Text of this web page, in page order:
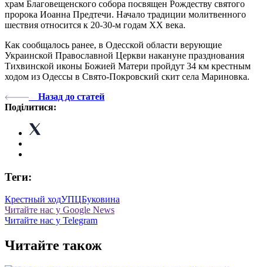
храм Благовещенского собора посвящен Рождеству святого
пророка Иоанна Предтечи. Начало традиции молитвенного
шествия относится к 20-30-м годам ХХ века.
Как сообщалось ранее, в Одесской области верующие
Украинской Православной Церкви накануне празднования
Тихвинской иконы Божией Матери пройдут 34 км крестным
ходом из Одессы в Свято-Покровский скит села Мариновка.
Назад до статей
Поділитися:
Теги:
Крестный ходУПЦБуковина
Читайте нас у Google News
Читайте нас у Telegram
Читайте також